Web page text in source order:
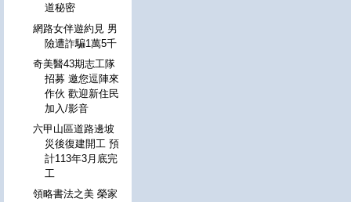
道秘密
網路女伴遊約見 男
險遭詐騙1萬5千
奇美醫43期志工隊
招募 邀您逗陣來
作伙 歡迎新住民
加入/影音
六甲山區道路邊坡
災後復建開工 預
計113年3月底完
工
領略書法之美 榮家